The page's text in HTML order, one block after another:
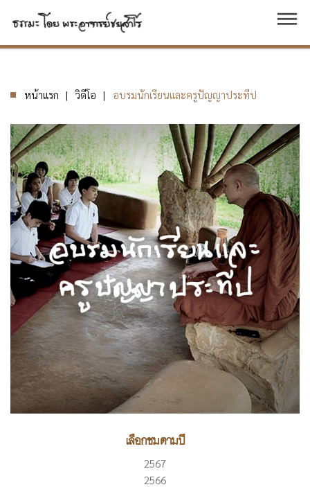
dehaze
หน้าแรก วิดีโอ อบรมนักเรียนและครูปัญญาประทีป
เลือกชมตามปี
2567
2566